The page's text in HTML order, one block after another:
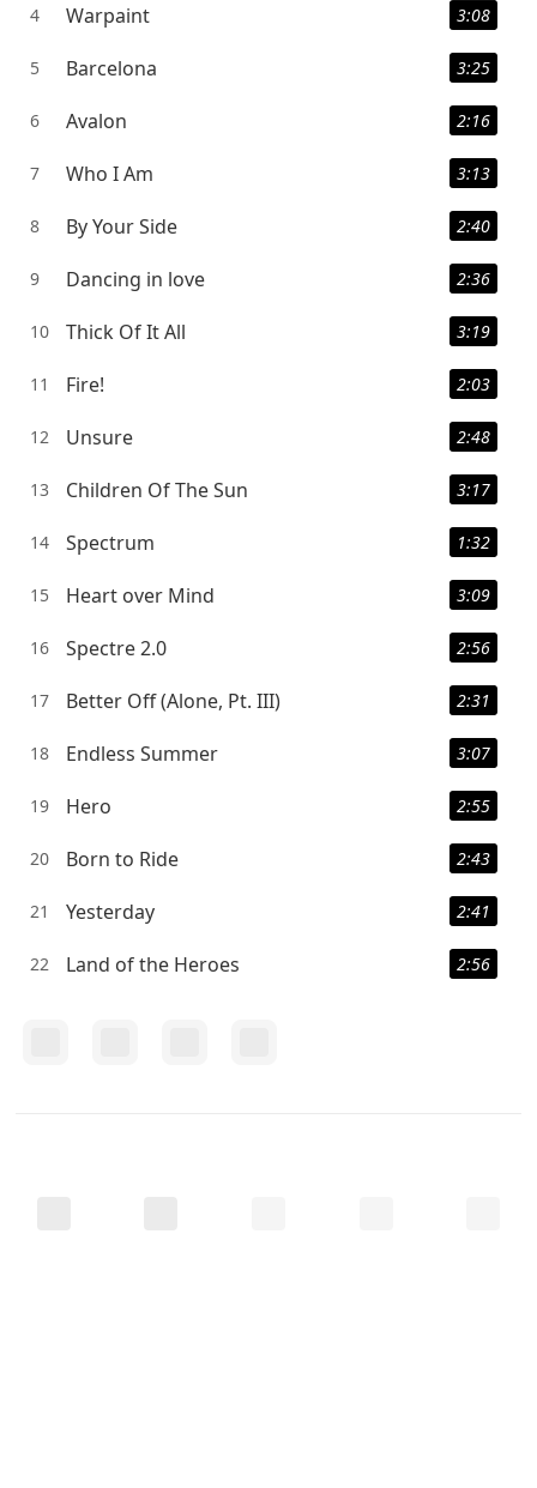
4 Warpaint 3:08
5 Barcelona 3:25
6 Avalon 2:16
7 Who I Am 3:13
8 By Your Side 2:40
9 Dancing in love 2:36
10 Thick Of It All 3:19
11 Fire! 2:03
12 Unsure 2:48
13 Children Of The Sun 3:17
14 Spectrum 1:32
15 Heart over Mind 3:09
16 Spectre 2.0 2:56
17 Better Off (Alone, Pt. III) 2:31
18 Endless Summer 3:07
19 Hero 2:55
20 Born to Ride 2:43
21 Yesterday 2:41
22 Land of the Heroes 2:56